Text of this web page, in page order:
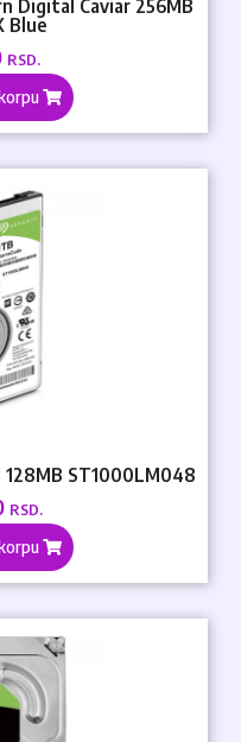
Digital Caviar 256MB
Blue
RSD.
128MB ST1000LM048
RSD.